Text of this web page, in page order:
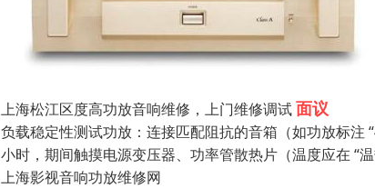
上海松江区度高功放音响维修，上门维修调试面议
负载稳定性测试功放：连接匹配阻抗的音箱（如功放标
小时，期间触摸电源变压器、功率管散热片（温度应在 “
上海影视音响功放维修网